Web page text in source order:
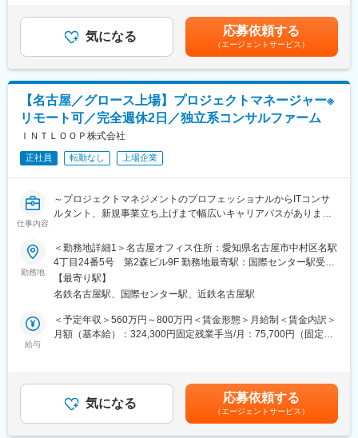
・基盤系プロジェクトのPM業務（金融システムにおけるインフラ
更改プロジェクトの管理全般）
・メンバーの工数管理、課題管理、進捗管理（10名以上のメンバ
ーを統括し、プロジェクトを円滑に進行）
・成果物レビュー（設計書・運用ドキュメント等の品質チェック
を実施）
・ステークホルダーへの報告や交渉業務（エンドクライアント・
パートナー企業と調整し、PJ成功に向けた意思決定を推進）
■業務の特徴：
を支える重要なプロジェクトであり、経験豊富なエンジニアと共
に、インフラの設計・構築・運用を推進しています。また、10名
・オンプレからクラウドへの移行を含むモダナイゼーション施策
も視野に入れており、最新技術に触れながらプロジェクトを推進
することが可能です。
■キャリアステップ：
将来的にはチームリーダーやマネージャーポジションへのキャリ
アアップも可能です。
ンサルタント、PMO PM／PL、SE（開発エンジニア） 、業務系
開発エンジニア、Web系開発エンジニア、AI（先端技術）エンジ
ニア、自社サービス開発エンジニア）
じて上下する可能性があります。月給(月額)は固定手当を含めた表
記です。気になる 応募依頼する
（エージェントサービス）
【名古屋／グロース上場】プロジェクトマネージャー※
リモート可／完全週休2日／独立系コンサルファーム
ＩＮＴＬＯＯＰ株式会社
正社員 転勤なし 上場企業
仕事内容
～プロジェクトマネジメントのプロフェッショナルからITコンサ
ルタント、新規事業立ち上げまで幅広いキャリアパスがありま
■業務概要
INTLOOPでは客先常駐案件、あるいは受託開発案件においてプロ
ジェクトをリードする立場をお任せできるエンジニアを募集して
います。
プロジェクト管理スキルを高めたい、専門性を軸にしてITコンサ
ルタントへのキャリアチェンジにご興味をお持ちの方からのご応
募も歓迎しております。
いずれのプロジェクトにおいても、プロジェクトの推進・管理の
役割を担って頂きます。クライアントの折衝および案件拡大に向
けた営業活動についても活躍の場を提供することができます。
勤務地
＜勤務地詳細1＞名古屋オフィス住所：愛知県名古屋市中村区名駅
4丁目24番5号 第2森ビル9F 勤務地最寄駅：国際センター駅受動
喫煙対策：屋内全面禁煙＜勤務地詳細2＞顧客先住所：愛知県、岐
阜県、三重県（基本は名古屋市内となります） 受動喫煙対策：屋
【最寄り駅】
名鉄名古屋駅、国際センター駅、近鉄名古屋駅
給与
＜予定年収＞560万円～800万円＜賃金形態＞月給制＜賃金内訳＞
月額（基本給）：324,300円固定残業手当/月：75,700円（固定残
決定します。■昇給：年2回■業績連動賞与：業績により支給の可
能性あり賃金はあくまでも目安の金額であり、選考を通じて上下
する可能性があります。月給(月額)は固定手当を含めた表記です。
気になる 応募依頼する
（エージェントサービス）